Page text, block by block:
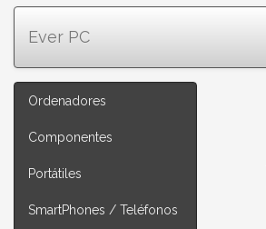
Ever PC
Ordenadores
Componentes
Portátiles
SmartPhones / Teléfonos